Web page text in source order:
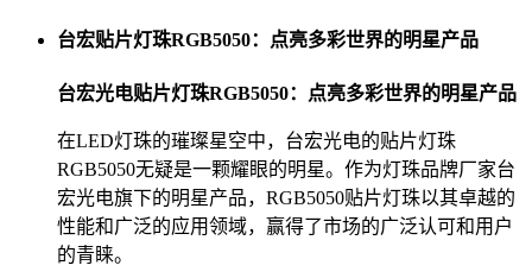
台宏贴片灯珠RGB5050：点亮多彩世界的明星产品
台宏光电贴片灯珠RGB5050：点亮多彩世界的明星产品
在LED灯珠的璀璨星空中，台宏光电的贴片灯珠
RGB5050无疑是一颗耀眼的明星。作为灯珠品牌厂家台
宏光电旗下的明星产品，RGB5050贴片灯珠以其卓越的
性能和广泛的应用领域，赢得了市场的广泛认可和用户
的青睐。